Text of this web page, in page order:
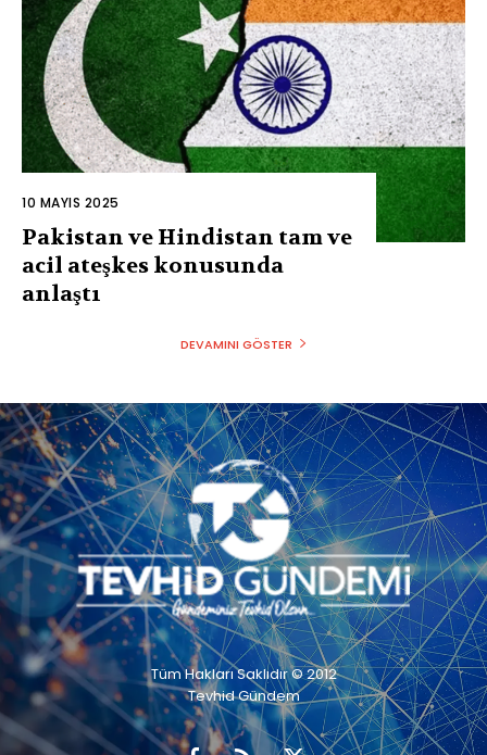
10 MAYIS 2025
Pakistan ve Hindistan tam ve
acil ateşkes konusunda
anlaştı
DEVAMINI GÖSTER
Tüm Hakları Saklıdır © 2012
Tevhid Gündem